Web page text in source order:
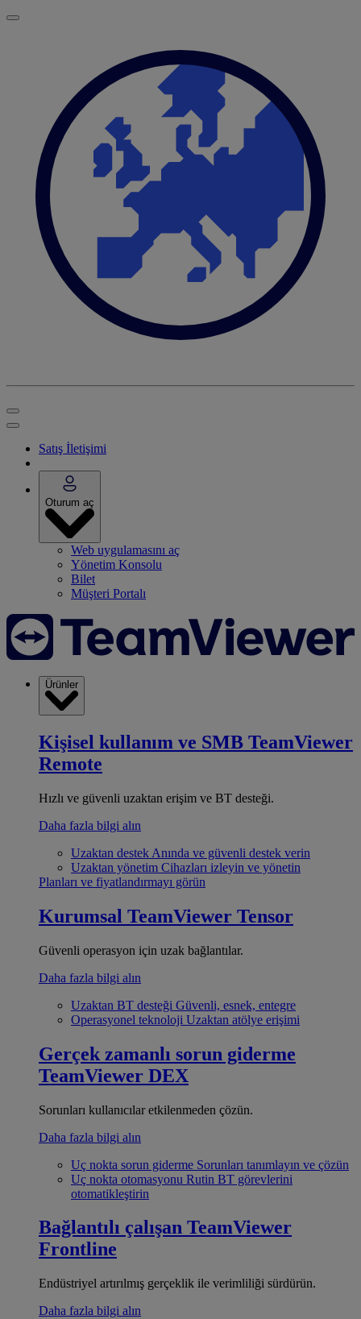
Satış İletişimi
Oturum aç
Web uygulamasını aç
Yönetim Konsolu
Bilet
Müşteri Portalı
Ürünler
Kişisel kullanım ve SMB TeamViewer
Remote
Hızlı ve güvenli uzaktan erişim ve BT desteği.
Daha fazla bilgi alın
Uzaktan destek Anında ve güvenli destek verin
Uzaktan yönetim Cihazları izleyin ve yönetin
Planları ve fiyatlandırmayı görün
Kurumsal TeamViewer Tensor
Güvenli operasyon için uzak bağlantılar.
Daha fazla bilgi alın
Uzaktan BT desteği Güvenli, esnek, entegre
Operasyonel teknoloji Uzaktan atölye erişimi
Gerçek zamanlı sorun giderme
TeamViewer DEX
Sorunları kullanıcılar etkilenmeden çözün.
Daha fazla bilgi alın
Uç nokta sorun giderme Sorunları tanımlayın ve çözün
Uç nokta otomasyonu Rutin BT görevlerini
otomatikleştirin
Bağlantılı çalışan TeamViewer
Frontline
Endüstriyel artırılmış gerçeklik ile verimliliği sürdürün.
Daha fazla bilgi alın